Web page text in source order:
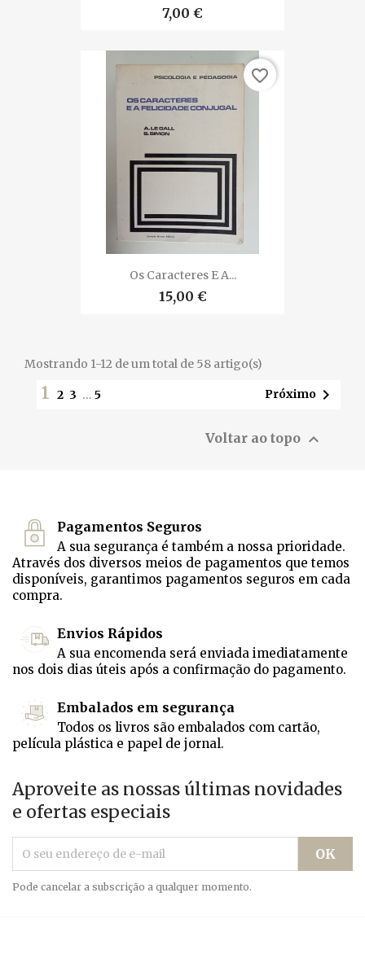
7,00 €
Os Caracteres E A...
15,00 €
favorite_border
Mostrando 1-12 de um total de 58 artigo(s)
1 2 3 … 5 Próximo 
Voltar ao topo 
Pagamentos Seguros
A sua segurança é também a nossa prioridade.
Através dos diversos meios de pagamentos que temos
disponíveis, garantimos pagamentos seguros em cada
compra.
Envios Rápidos
A sua encomenda será enviada imediatamente
nos dois dias úteis após a confirmação do pagamento.
Embalados em segurança
Todos os livros são embalados com cartão,
película plástica e papel de jornal.
Aproveite as nossas últimas novidades
e ofertas especiais
Pode cancelar a subscrição a qualquer momento.